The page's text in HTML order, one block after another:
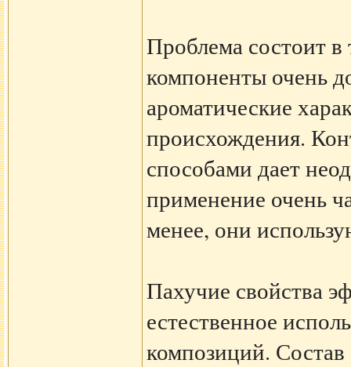
Проблема состоит
компоненты очень
ароматические
происхождения.
способами дает
применение очень
менее, они
Пахучие свойства
естественное
композиций.